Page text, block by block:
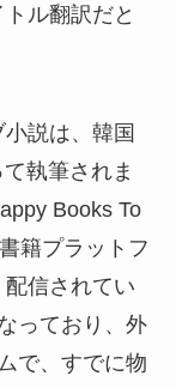
ル翻訳だと
説は、韓国
執筆されま
Books To
籍プラットフ
信されてい
っており、外
で、すでに物